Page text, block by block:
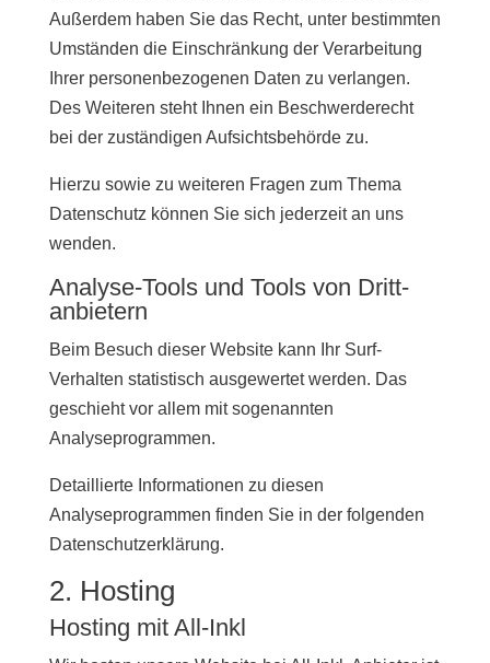
Außerdem haben Sie das Recht, unter bestimmten
Umständen die Einschränkung der Verarbeitung
Ihrer personenbezogenen Daten zu verlangen.
Des Weiteren steht Ihnen ein Beschwerderecht
bei der zuständigen Aufsichtsbehörde zu.
Hierzu sowie zu weiteren Fragen zum Thema
Datenschutz können Sie sich jederzeit an uns
wenden.
Analyse-Tools und Tools von Dritt­
anbietern
Beim Besuch dieser Website kann Ihr Surf-
Verhalten statistisch ausgewertet werden. Das
geschieht vor allem mit sogenannten
Analyseprogrammen.
Detaillierte Informationen zu diesen
Analyseprogrammen finden Sie in der folgenden
Datenschutzerklärung.
2. Hosting
Hosting mit All-Inkl